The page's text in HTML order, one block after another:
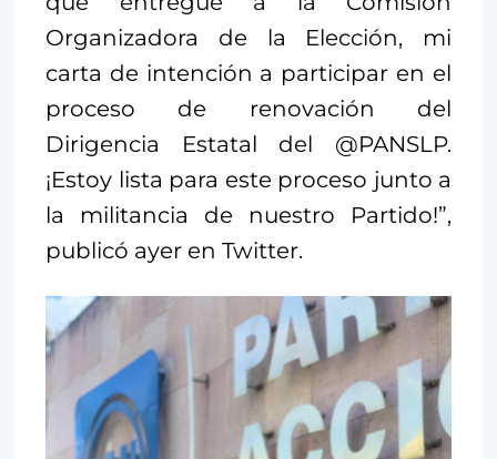
Organizadora de la Elección, mi
carta de intención a participar en el
proceso de renovación del
Dirigencia Estatal del @PANSLP.
¡Estoy lista para este proceso junto a
la militancia de nuestro Partido!”,
publicó ayer en Twitter.